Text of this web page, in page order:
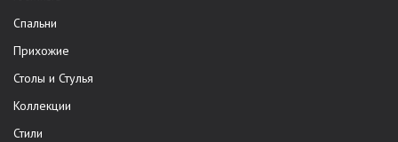
Спальни
Прихожие
Столы и Стулья
Коллекции
Стили